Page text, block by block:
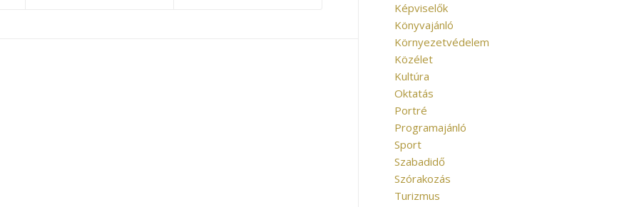
Képviselők
Könyvajánló
Környezetvédelem
Közélet
Kultúra
Oktatás
Portré
Programajánló
Sport
Szabadidő
Szórakozás
Turizmus